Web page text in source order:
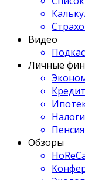
Видео
Личные
Налоги
Пенсия
Обзоры